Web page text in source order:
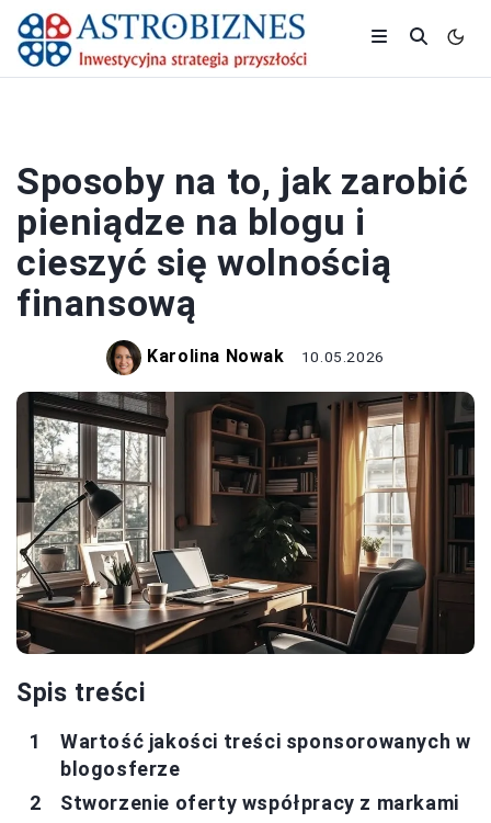
Sposoby na to, jak zarobić
pieniądze na blogu i
cieszyć się wolnością
finansową
Karolina Nowak 10.05.2026
Spis treści
Wartość jakości treści sponsorowanych w
blogosferze
Stworzenie oferty współpracy z markami